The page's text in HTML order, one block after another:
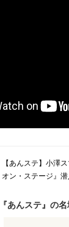
【あんステ】小澤
オン・ステージ』
『あんステ』の